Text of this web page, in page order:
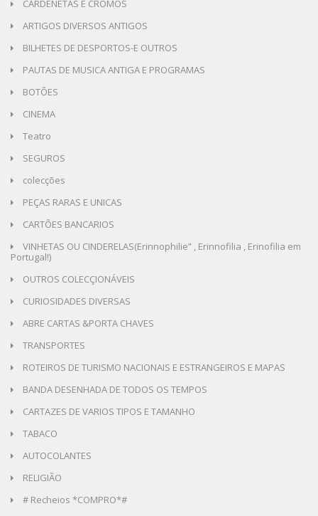
CARDENETAS E CROMOS
ARTIGOS DIVERSOS ANTIGOS
BILHETES DE DESPORTOS-E OUTROS
PAUTAS DE MUSICA ANTIGA E PROGRAMAS
BOTÕES
CINEMA
Teatro
SEGUROS
colecções
PEÇAS RARAS E UNICAS
CARTÕES BANCARIOS
VINHETAS OU CINDERELAS(Erinnophilie” , Erinnofilia , Erinofilia em
Portugal!)
OUTROS COLECÇIONÁVEIS
CURIOSIDADES DIVERSAS
ABRE CARTAS &PORTA CHAVES
TRANSPORTES
ROTEIROS DE TURISMO NACIONAIS E ESTRANGEIROS E MAPAS
BANDA DESENHADA DE TODOS OS TEMPOS
CARTAZES DE VARIOS TIPOS E TAMANHO
TABACO
AUTOCOLANTES
RELIGIÃO
# Recheios *COMPRO*#